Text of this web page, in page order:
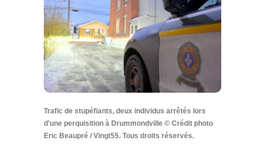
Trafic de stupéfiants, deux individus arrêtés lors
d'une perquisition à Drummondville © Crédit photo
Eric Beaupré / Vingt55. Tous droits réservés.